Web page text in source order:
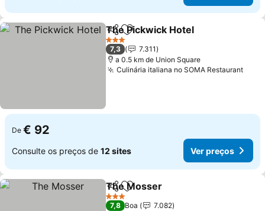
PartilharAdicionar aos favoritos
The Pickwick Hotel
3 Estrelas
7,3
7.311
a 0.5 km de Union Square
Culinária italiana no SOMA RestaurantVer
De € 92
Consulte os preços de 12 sites Ver preços
PartilharAdicionar aos favoritos
The Mosser
3 Estrelas
7,8 Boa
7.082